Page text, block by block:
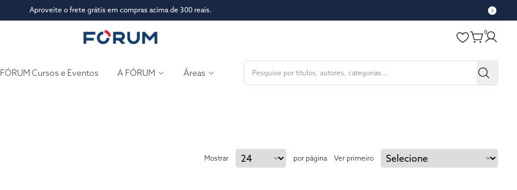
Aproveite o frete grátis em compras acima de 300 reais.
0
FÓRUM Cursos e Eventos A FÓRUM Áreas
Mostrar por página Ver primeiro